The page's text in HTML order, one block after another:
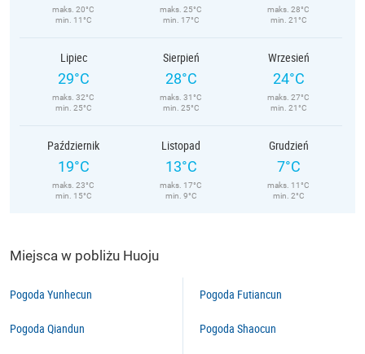
maks. 20°C
min. 11°C
maks. 25°C
min. 17°C
maks. 28°C
min. 21°C
Lipiec
29°C
maks. 32°C
min. 25°C
Sierpień
28°C
maks. 31°C
min. 25°C
Wrzesień
24°C
maks. 27°C
min. 21°C
Październik
19°C
maks. 23°C
min. 15°C
Listopad
13°C
maks. 17°C
min. 9°C
Grudzień
7°C
maks. 11°C
min. 2°C
Miejsca w pobliżu Huoju
Pogoda Yunhecun
Pogoda Qiandun
Pogoda Futiancun
Pogoda Shaocun